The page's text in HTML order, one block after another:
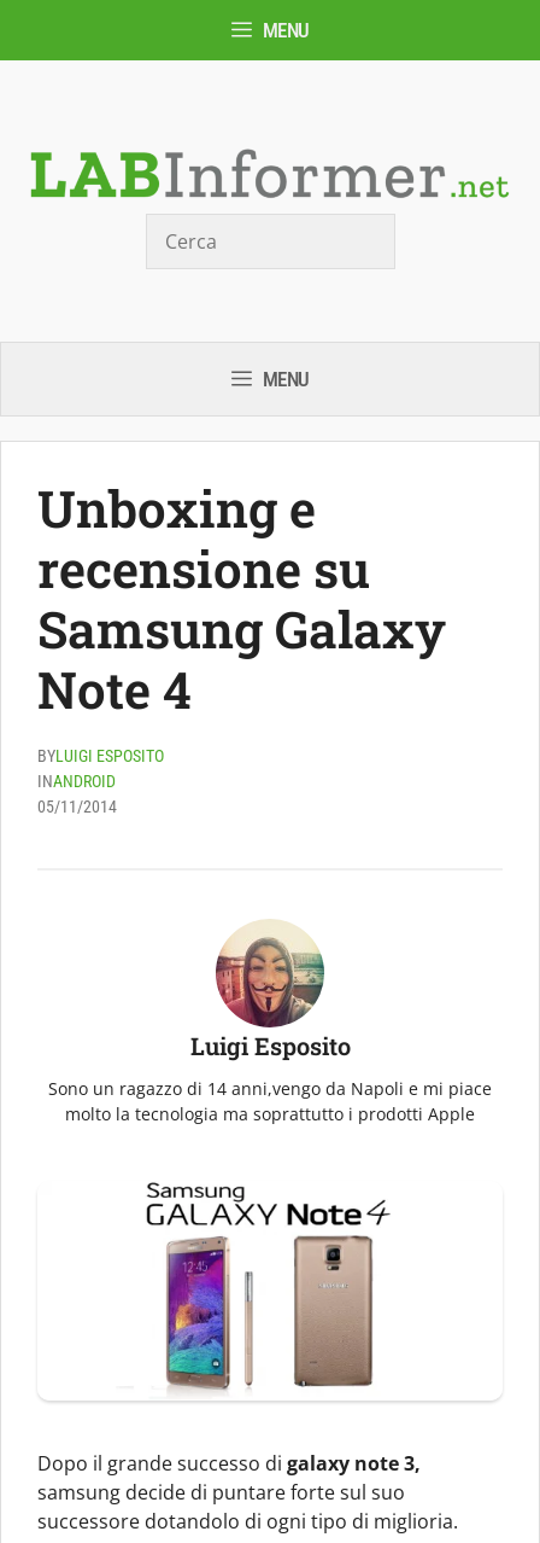
MENU
MENU
Unboxing e
recensione su
Samsung Galaxy
Note 4
BYLUIGI ESPOSITO
INANDROID
05/11/2014
Luigi Esposito
Sono un ragazzo di 14 anni,vengo da Napoli e mi piace
molto la tecnologia ma soprattutto i prodotti Apple
Dopo il grande successo di galaxy note 3,
samsung decide di puntare forte sul suo
successore dotandolo di ogni tipo di miglioria.